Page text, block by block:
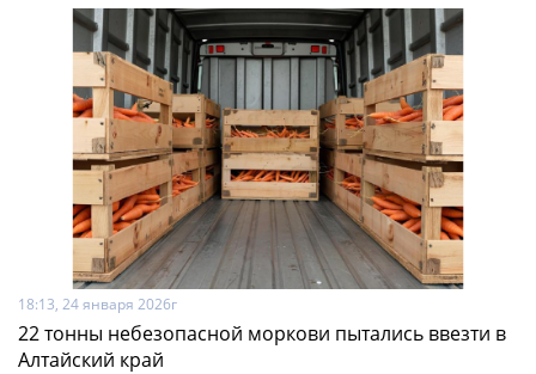
18:13, 24 января 2026г
22 тонны небезопасной моркови пытались ввезти в
Алтайский край